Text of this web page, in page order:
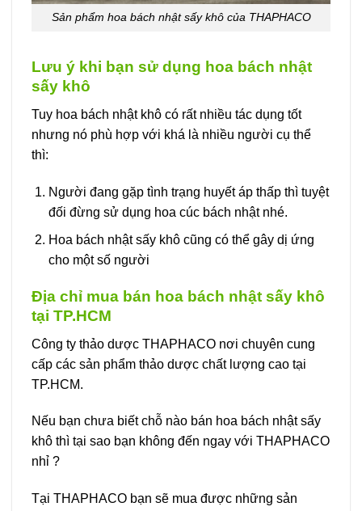
Sản phẩm hoa bách nhật sấy khô của THAPHACO
Lưu ý khi bạn sử dụng hoa bách nhật
sấy khô
Tuy hoa bách nhật khô có rất nhiều tác dụng tốt
nhưng nó phù hợp với khá là nhiều người cụ thể
thì:
Người đang gặp tình trạng huyết áp thấp thì tuyệt
đối đừng sử dụng hoa cúc bách nhật nhé.
Hoa bách nhật sấy khô cũng có thể gây dị ứng
cho một số người
Địa chỉ mua bán hoa bách nhật sấy khô
tại TP.HCM
Công ty thảo dược THAPHACO nơi chuyên cung
cấp các sản phẩm thảo dược chất lượng cao tại
TP.HCM.
Nếu bạn chưa biết chỗ nào bán hoa bách nhật sấy
khô thì tại sao bạn không đến ngay với THAPHACO
nhỉ ?
Tại THAPHACO bạn sẽ mua được những sản